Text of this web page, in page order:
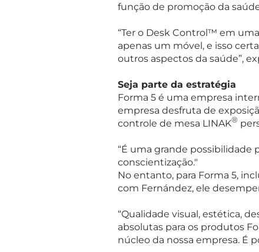
função de promoção da
“Ter o Desk Control™ em
apenas um móvel, e isso
outros aspectos da saúde”,
Seja parte da estratégia
Forma 5 é uma empresa
empresa desfruta de
controle de mesa LINAK®
“É uma grande possibilidade
conscientização."
No entanto, para Forma 5,
com Fernández, ele
“Qualidade visual, estética,
absolutas para os produtos
núcleo da nossa empresa. É